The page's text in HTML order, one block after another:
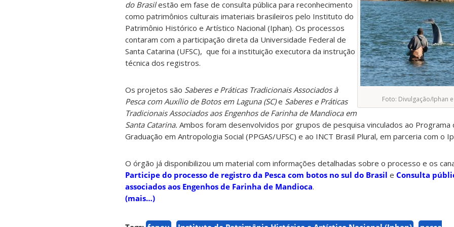
Foto: Divulgação/Iphan
do Brasilestão em fase de consulta pública para reconhecimento
como patrimônios culturais imateriais brasileiros pelo Instituto do
Patrimônio Histórico e Artístico Nacional (Iphan). Os processos
contaram com a participação direta da Universidade Federal de
Santa Catarina (UFSC), que foi a instituição executora da instrução
técnica dos registros.
Os projetos são Saberes e Práticas Tradicionais Associados à
Pesca com Auxílio de Botos em Laguna (SC)e Saberes e Práticas
Tradicionais Associados aos Engenhos de Farinha de Mandioca em
Santa Catarina. Ambos foram desenvolvidos por grupos de pesquisa vinculados ao Programa
Graduação em Antropologia Social (PPGAS/UFSC) e ao INCT Brasil Plural, em parceria com o
O órgão já disponibilizou um material com informações detalhadas sobre o processo e os
Participe do processo de registro da Pesca com botos no sul do Brasil e Consulta
associados aos Engenhos de Farinha de Mandioca.
(mais…)